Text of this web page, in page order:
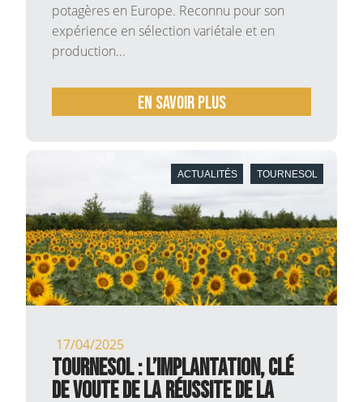
potagères en Europe. Reconnu pour son
expérience en sélection variétale et en
production...
En savoir plus
ACTUALITÉS TOURNESOL
17/04/2025
TOURNESOL : L’IMPLANTATION, CLÉ
DE VOUTE DE LA RÉUSSITE DE LA